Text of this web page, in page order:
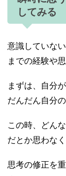
してみる
意識していない
までの経験や
まずは、自分
だんだん自分
この時、どん
だとか思わな
思考の修正を